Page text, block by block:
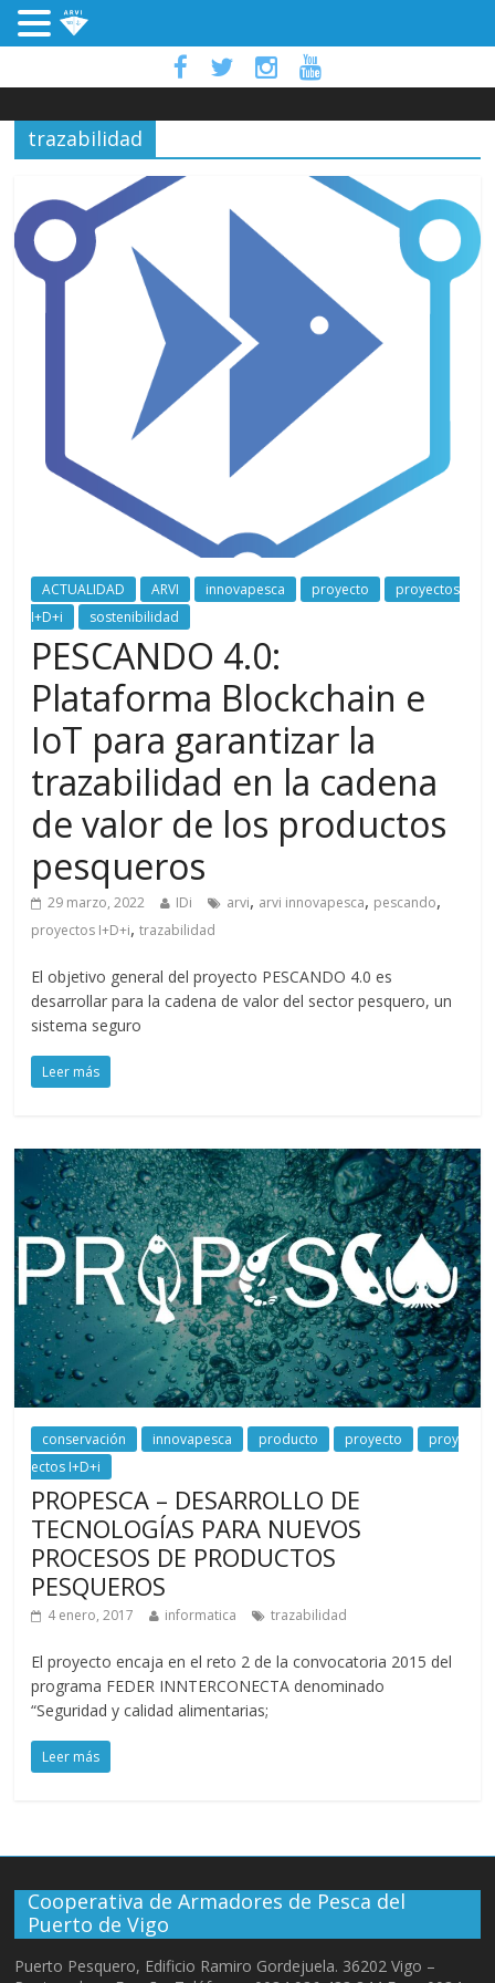
trazabilidad
ACTUALIDAD ARVI innovapesca proyecto
proyectos
I+D+i
sostenibilidad
PESCANDO 4.0:
Plataforma Blockchain e
IoT para garantizar la
trazabilidad en la cadena
de valor de los productos
pesqueros
29 marzo, 2022 IDi arvi, arvi innovapesca, pescando,
proyectos I+D+i,trazabilidad
El objetivo general del proyecto PESCANDO 4.0 es
desarrollar para la cadena de valor del sector pesquero, un
sistema seguro
Leer más
conservación innovapesca producto proyecto
proy
ectos I+D+i
PROPESCA – DESARROLLO DE
TECNOLOGÍAS PARA NUEVOS
PROCESOS DE PRODUCTOS
PESQUEROS
4 enero, 2017 informatica trazabilidad
El proyecto encaja en el reto 2 de la convocatoria 2015 del
programa FEDER INNTERCONECTA denominado
“Seguridad y calidad alimentarias;
Leer más
Cooperativa de Armadores de Pesca del
Puerto de Vigo
Puerto Pesquero, Edificio Ramiro Gordejuela. 36202 Vigo –